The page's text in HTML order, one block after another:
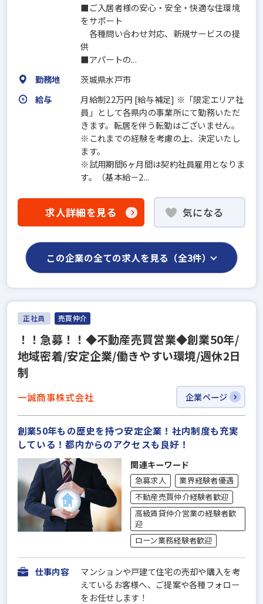
■ご入居者様の安心・安全・快適な住環境
をサポート
各種問い合わせ対応、新規サービスの提
供
■アパートの...
勤務地
茨城県水戸市
給与
月給制22万円 [給与補足] ※「限定エリア社
員」として各県内の事業所にて勤務いただ
きます。転居を伴う転勤はございません。
※これまでの経験を考慮の上、決定いたし
ます。
※試用期間6ヶ月間は契約社員雇用となりま
す。（基本給－2...
求人詳細を見る 気になる
この企業の全ての求人を見る（全3件）
正社員 売買仲介
！！急募！！◆不動産売買営業◆創業50年/
地域密着/安定企業/働きやすい環境/週休2日
制
一誠商事株式会社 企業ページ
創業50年もの歴史を持つ安定企業！社内制度も充実
している！都内からのアクセスも良好！
関連キーワード
急募求人
業界経験者優遇
不動産売買仲介経験者歓迎
高級賃貸仲介営業の経験者歓
迎
ローン業務経験者歓迎
仕事内容
マンションや戸建て住宅の売却や購入を考
えているお客様へ、ご提案や各種フォロー
をお任せします！